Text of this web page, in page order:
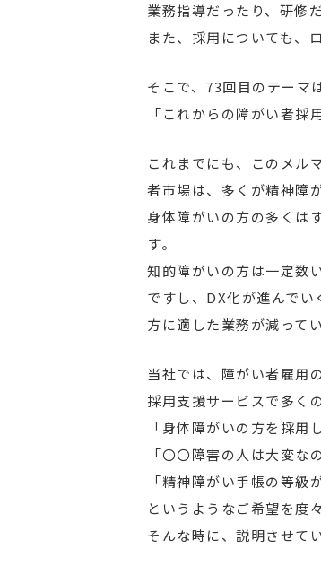
業務指導だったり、研修
また、採用についても、
そこで、73回目のテーマは
「これからの障がい者採
これまでにも、このメル
者市場は、多くが精神障
身体障がいの方の多くは
す。
知的障がいの方は一定数
ですし、DX化が進んで
方に適した業務が減って
当社では、障がい者雇用
採用支援サービスで多く
「身体障がいの方を採用
「〇〇障害の人は大変な
「精神障がい手帳の等級
というようなご希望を度
そんな時に、説明させて